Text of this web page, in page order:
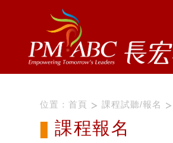
位置：首頁 課程試聽/報名
課程報名